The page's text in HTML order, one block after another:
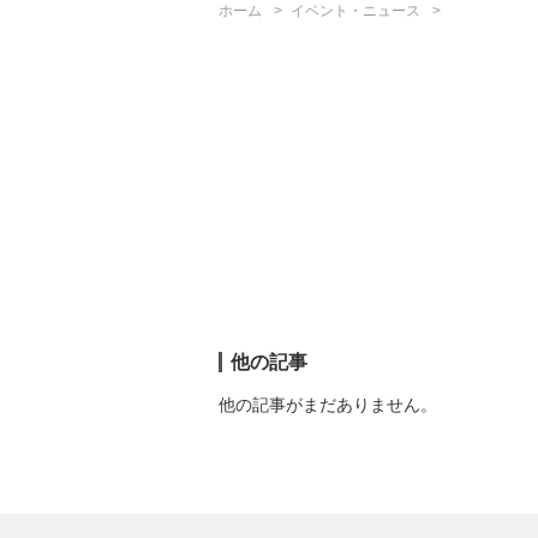
ホーム イベント・ニュース
他の記事
他の記事がまだありません。